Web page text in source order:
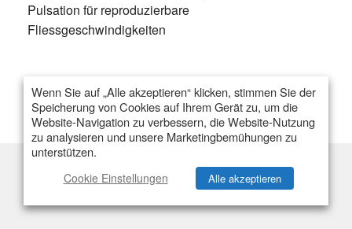
Pulsation für reproduzierbare
Fliessgeschwindigkeiten
Kapazität & Behälter Preis & Angebot
Wenn Sie auf „Alle akzeptieren“ klicken, stimmen Sie der
Speicherung von Cookies auf Ihrem Gerät zu, um die
Website-Navigation zu verbessern, die Website-Nutzung
zu analysieren und unsere Marketingbemühungen zu
unterstützen.
Cookie Einstellungen Alle akzeptieren